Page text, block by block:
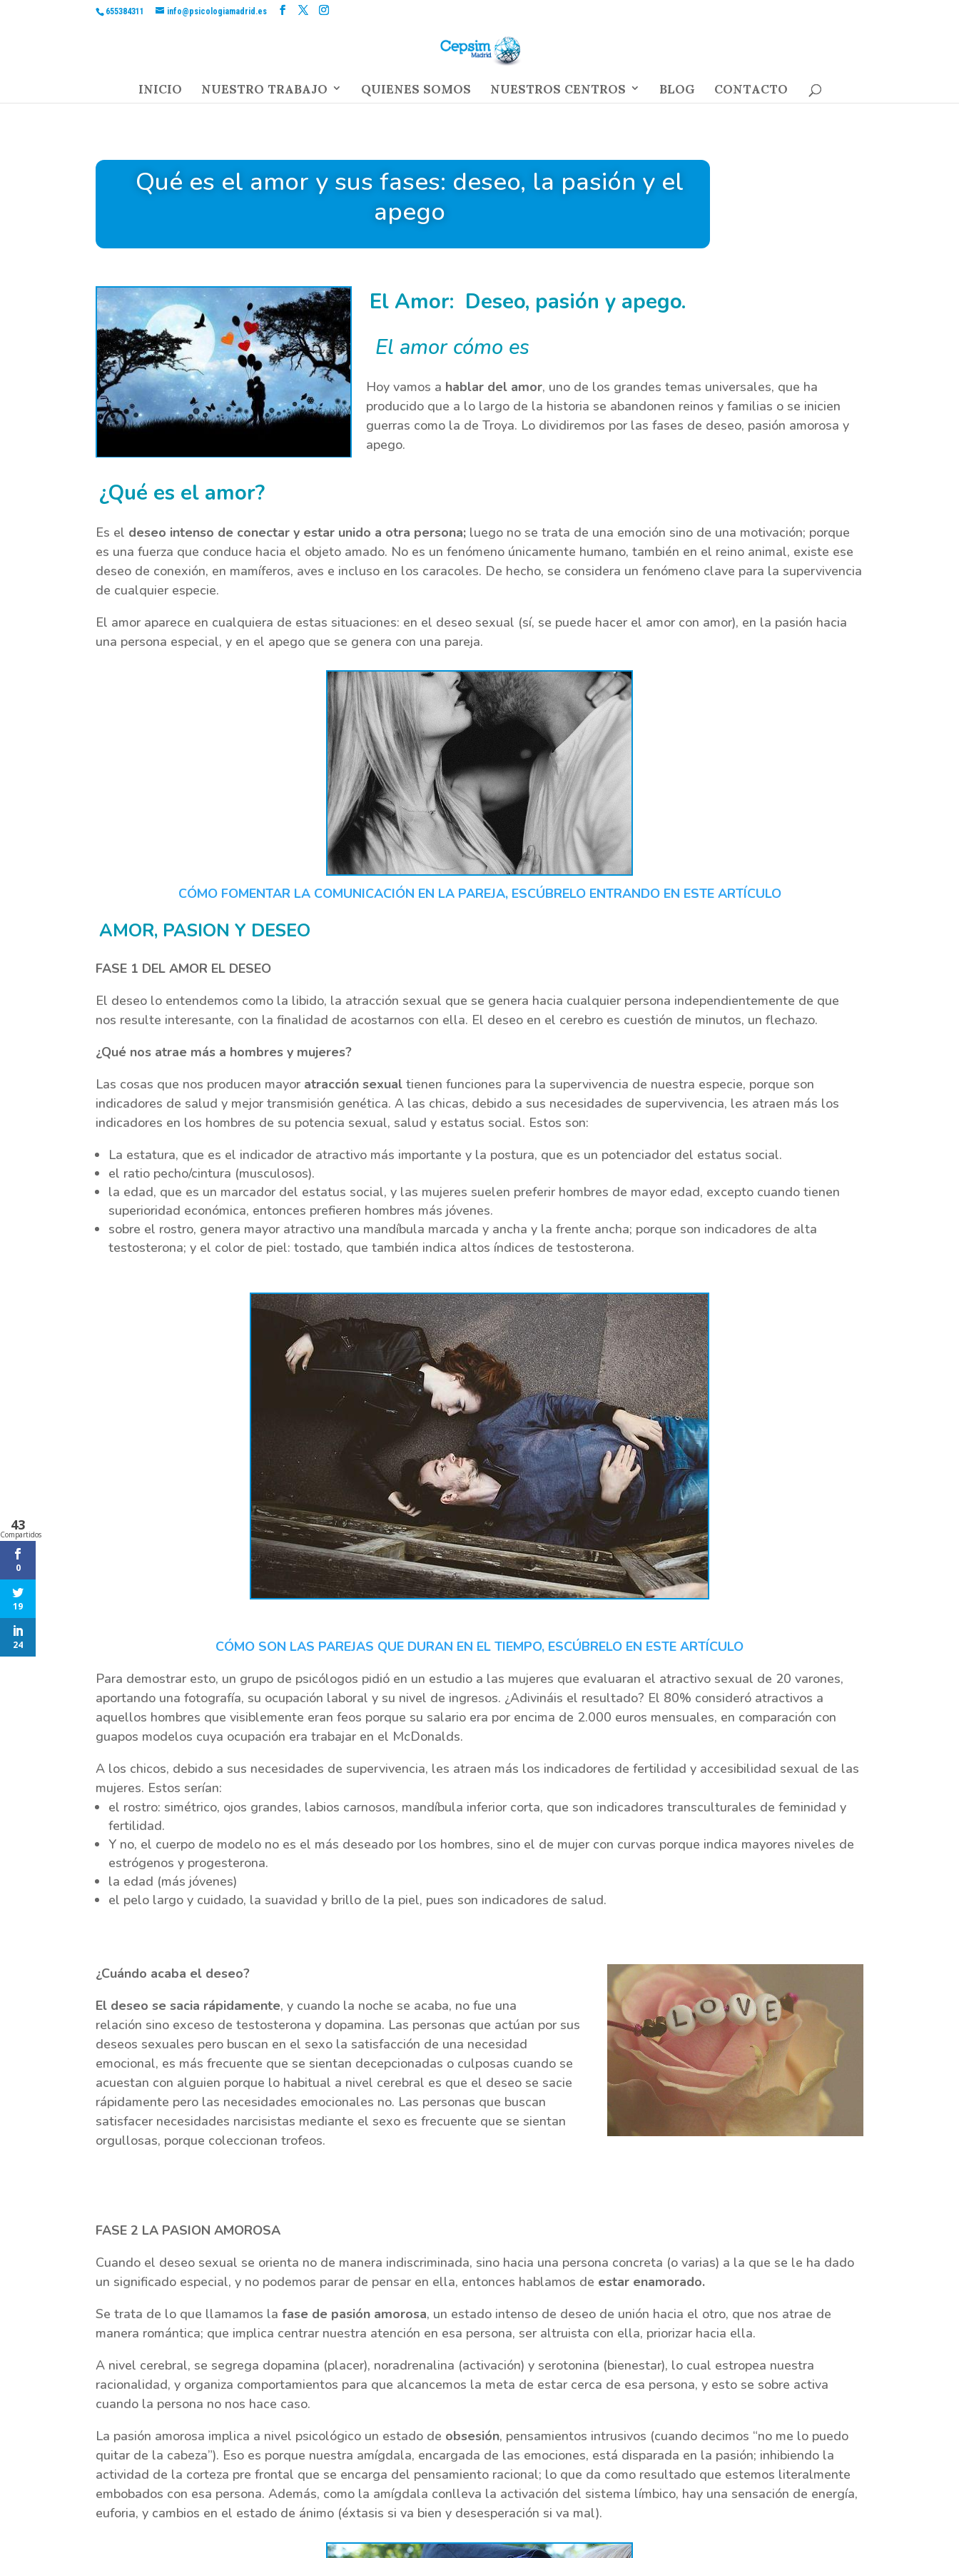
655384311 info@psicologiamadrid.es
INICIO NUESTRO TRABAJO QUIENES SOMOS NUESTROS CENTROS BLOG CONTACTO
Qué es el amor y sus fases: deseo, la pasión y el
apego
El Amor: Deseo, pasión y apego.
El amor cómo es
Hoy vamos a hablar del amor, uno de los grandes temas universales, que ha
producido que a lo largo de la historia se abandonen reinos y familias o se inicien
guerras como la de Troya. Lo dividiremos por las fases de deseo, pasión amorosa y
apego.
¿Qué es el amor?
Es el deseo intenso de conectar y estar unido a otra persona; luego no se trata de una emoción sino de una motivación; porque
es una fuerza que conduce hacia el objeto amado. No es un fenómeno únicamente humano, también en el reino animal, existe ese
deseo de conexión, en mamíferos, aves e incluso en los caracoles. De hecho, se considera un fenómeno clave para la supervivencia
de cualquier especie.
El amor aparece en cualquiera de estas situaciones: en el deseo sexual (sí, se puede hacer el amor con amor), en la pasión hacia
una persona especial, y en el apego que se genera con una pareja.
CÓMO FOMENTAR LA COMUNICACIÓN EN LA PAREJA, ESCÚBRELO ENTRANDO EN ESTE ARTÍCULO
AMOR, PASION Y DESEO
FASE 1 DEL AMOR EL DESEO
El deseo lo entendemos como la libido, la atracción sexual que se genera hacia cualquier persona independientemente de que
nos resulte interesante, con la finalidad de acostarnos con ella. El deseo en el cerebro es cuestión de minutos, un flechazo.
¿Qué nos atrae más a hombres y mujeres?
Las cosas que nos producen mayor atracción sexual tienen funciones para la supervivencia de nuestra especie, porque son
indicadores de salud y mejor transmisión genética. A las chicas, debido a sus necesidades de supervivencia, les atraen más los
indicadores en los hombres de su potencia sexual, salud y estatus social. Estos son:
La estatura, que es el indicador de atractivo más importante y la postura, que es un potenciador del estatus social.
el ratio pecho/cintura (musculosos).
la edad, que es un marcador del estatus social, y las mujeres suelen preferir hombres de mayor edad, excepto cuando tienen
superioridad económica, entonces prefieren hombres más jóvenes.
sobre el rostro, genera mayor atractivo una mandíbula marcada y ancha y la frente ancha; porque son indicadores de alta
testosterona; y el color de piel: tostado, que también indica altos índices de testosterona.
CÓMO SON LAS PAREJAS QUE DURAN EN EL TIEMPO, ESCÚBRELO EN ESTE ARTÍCULO
Para demostrar esto, un grupo de psicólogos pidió en un estudio a las mujeres que evaluaran el atractivo sexual de 20 varones,
aportando una fotografía, su ocupación laboral y su nivel de ingresos. ¿Adivináis el resultado? El 80% consideró atractivos a
aquellos hombres que visiblemente eran feos porque su salario era por encima de 2.000 euros mensuales, en comparación con
guapos modelos cuya ocupación era trabajar en el McDonalds.
A los chicos, debido a sus necesidades de supervivencia, les atraen más los indicadores de fertilidad y accesibilidad sexual de las
mujeres. Estos serían:
el rostro: simétrico, ojos grandes, labios carnosos, mandíbula inferior corta, que son indicadores transculturales de feminidad y
fertilidad.
Y no, el cuerpo de modelo no es el más deseado por los hombres, sino el de mujer con curvas porque indica mayores niveles de
estrógenos y progesterona.
la edad (más jóvenes)
el pelo largo y cuidado, la suavidad y brillo de la piel, pues son indicadores de salud.
¿Cuándo acaba el deseo?
El deseo se sacia rápidamente, y cuando la noche se acaba, no fue una
relación sino exceso de testosterona y dopamina. Las personas que actúan por sus
deseos sexuales pero buscan en el sexo la satisfacción de una necesidad
emocional, es más frecuente que se sientan decepcionadas o culposas cuando se
acuestan con alguien porque lo habitual a nivel cerebral es que el deseo se sacie
rápidamente pero las necesidades emocionales no. Las personas que buscan
satisfacer necesidades narcisistas mediante el sexo es frecuente que se sientan
orgullosas, porque coleccionan trofeos.
FASE 2 LA PASION AMOROSA
Cuando el deseo sexual se orienta no de manera indiscriminada, sino hacia una persona concreta (o varias) a la que se le ha dado
un significado especial, y no podemos parar de pensar en ella, entonces hablamos de estar enamorado.
Se trata de lo que llamamos lafase de pasión amorosa, un estado intenso de deseo de unión hacia el otro, que nos atrae de
manera romántica; que implica centrar nuestra atención en esa persona, ser altruista con ella, priorizar hacia ella.
A nivel cerebral, se segrega dopamina (placer), noradrenalina (activación) y serotonina (bienestar), lo cual estropea nuestra
racionalidad, y organiza comportamientos para que alcancemos la meta de estar cerca de esa persona, y esto se sobre activa
cuando la persona no nos hace caso.
La pasión amorosa implica a nivel psicológico un estado de obsesión, pensamientos intrusivos (cuando decimos “no me lo puedo
quitar de la cabeza”). Eso es porque nuestra amígdala, encargada de las emociones, está disparada en la pasión; inhibiendo la
actividad de la corteza pre frontal que se encarga del pensamiento racional; lo que da como resultado que estemos literalmente
embobados con esa persona. Además, como la amígdala conlleva la activación del sistema límbico, hay una sensación de energía,
euforia, y cambios en el estado de ánimo (éxtasis si va bien y desesperación si va mal).
43
Compartidos
0
19
24